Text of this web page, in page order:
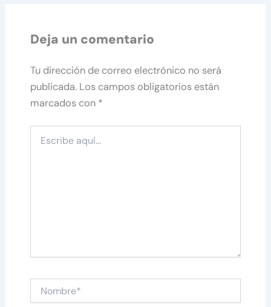
Deja un comentario
Tu dirección de correo electrónico no será
publicada. Los campos obligatorios están
marcados con *
aquí...